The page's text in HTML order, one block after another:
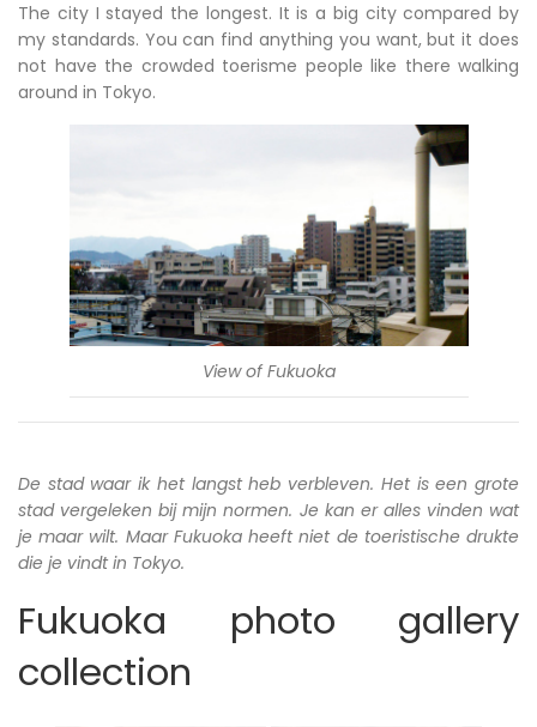
The city I stayed the longest. It is a big city compared by
my standards. You can find anything you want, but it does
not have the crowded toerisme people like there walking
around in Tokyo.
View of Fukuoka
De stad waar ik het langst heb verbleven. Het is een grote
stad vergeleken bij mijn normen. Je kan er alles vinden wat
je maar wilt. Maar Fukuoka heeft niet de toeristische drukte
die je vindt in Tokyo.
Fukuoka photo gallery
collection